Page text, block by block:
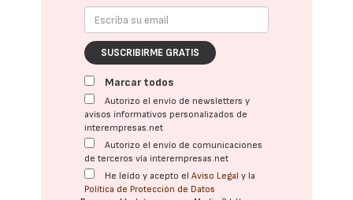
SUSCRIBIRME GRATIS
Marcar todos
Autorizo el envío de newsletters y
avisos informativos personalizados de
interempresas.net
Autorizo el envío de comunicaciones
de terceros vía interempresas.net
He leído y acepto elAviso Legal y la
Política de Protección de Datos